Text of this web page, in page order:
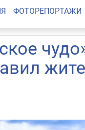
ФОТОРЕПОРТАЖИ